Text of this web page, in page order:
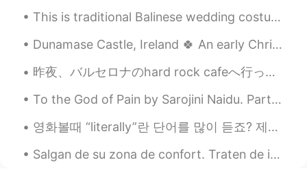
Roy
Christopher 2020.06.04 20:23
EN ES
ES DE
De todas maneras, pasé el nuevo año
This is traditional Balinese wedding costumes. They are so beautiful. What kind of wedding costum...
Dunamase Castle, Ireland 🍀 An early Christian settlement in the 9th century. Pillaged by Vikings ...
昨夜、バルセロナのhard rock cafeへ行った。🍔 普通はいつも長い行列があるけど、最近人があまりいない。ちょっとラッキーだった。 さすがhard rock cafe！カクテルはオリジナ...
To the God of Pain by Sarojini Naidu. Part 1 of 2. UNWILLING priestess in thy cruel fane, Long ...
영화볼때 “literally”란 단어를 많이 듣죠? 제가 오늘 literally에 대해 설명해볼게요! 😆 “Literally” is an informal word used...
Salgan de su zona de confort. Traten de ir más allá de sus propios límites. Si no están empujando...